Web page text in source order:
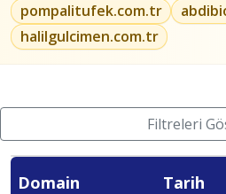
pompalitufek.com.tr
halilgulcimen.com.tr
Filtreleri
Domain Tarih